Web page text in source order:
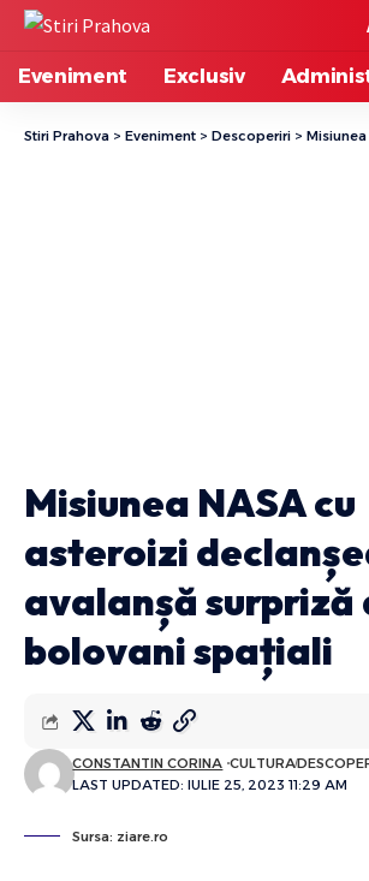
Eveniment Exclusiv
Stiri Prahova > Eveniment > Descoperiri > Misiunea NASA cu
Misiunea NASA cu
asteroizi
avalanșă surpriză
bolovani spațiali
LAST UPDATED: IULIE 25, 2023 11:29 AM
CONSTANTIN CORINA CULTURA
Sursa: ziare.ro